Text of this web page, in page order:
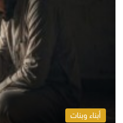
أبناء وبنات